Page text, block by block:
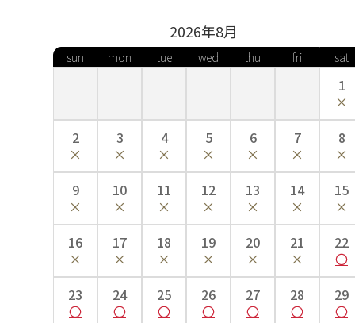
■肩裄…手を斜め45度位にして、首のつけ根から肩へかけ
■袖丈…袖の上端から下端までの長さ。
■袴丈…袴の前側の紐下からの長さ。
ご自身の袴丈を知る方法
2026年8月
sun mon tue wed thu fri sat
1
2 3 4 5 6 7 8
9 10 11 12 13 14 15
16 17 18 19 20 21 22
23 24 25 26 27 28 29